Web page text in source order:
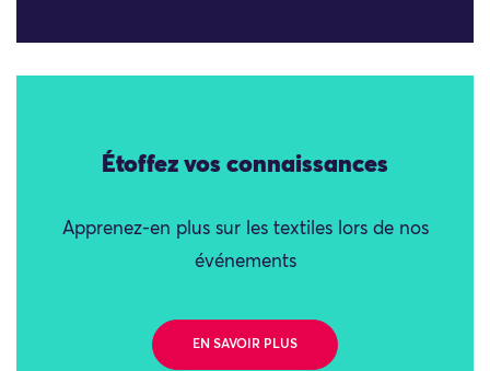
Étoffez vos connaissances
Apprenez-en plus sur les textiles lors de nos
événements
EN SAVOIR PLUS